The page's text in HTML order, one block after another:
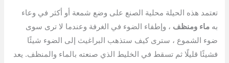
تعتمد هذه الحيلة محلية الصنع على وضع شمعة أو أكثر في وعاء
بهماء ومنظف ، وإطفاء الضوء في الغرفة وعندما لا ترى سوى
ضوء الشموع ، سترى كيف ستذهب البراغيث إلى الضوء شيئًا
فشيئًا قليلًا ثم تسقط في الخليط الذي صنعته بالماء والمنظف. يعد